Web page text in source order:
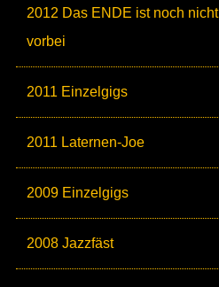
2012 Das ENDE ist noch nicht
vorbei
2011 Einzelgigs
2011 Laternen-Joe
2009 Einzelgigs
2008 Jazzfäst